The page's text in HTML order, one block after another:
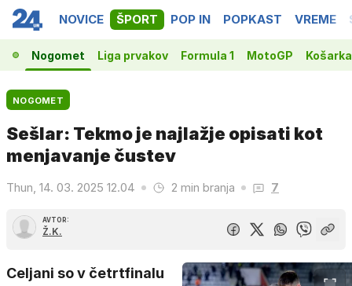
NOVICE ŠPORT POP IN POPKAST VREME
Nogomet Liga prvakov Formula 1 MotoGP Košarka
NOGOMET
Sešlar: Tekmo je najlažje opisati kot
menjavanje čustev
Thun, 14. 03. 2025 12.04 2 min branja 7
AVTOR:
Ž.K.
Celjani so v četrtfinalu